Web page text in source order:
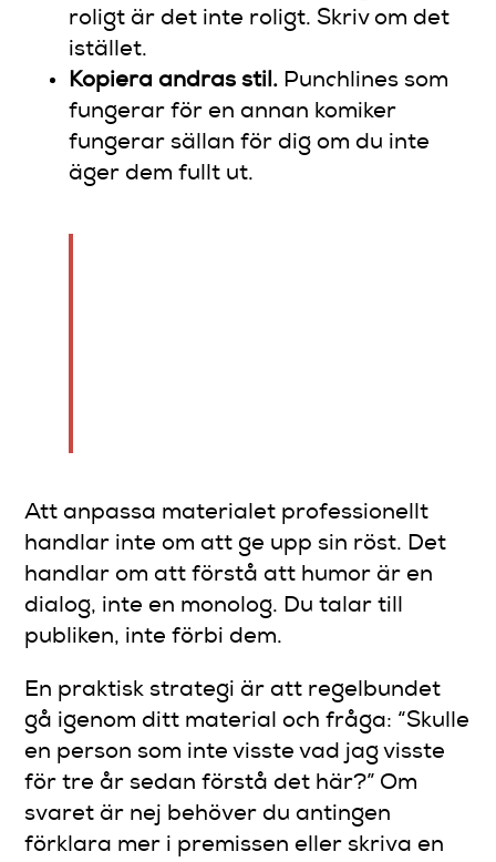
roligt är det inte roligt. Skriv om det
istället.
Kopiera andras stil. Punchlines som
fungerar för en annan komiker
fungerar sällan för dig om du inte
äger dem fullt ut.
Att anpassa materialet professionellt
handlar inte om att ge upp sin röst. Det
handlar om att förstå att humor är en
dialog, inte en monolog. Du talar till
publiken, inte förbi dem.
En praktisk strategi är att regelbundet
gå igenom ditt material och fråga: “Skulle
en person som inte visste vad jag visste
för tre år sedan förstå det här?” Om
svaret är nej behöver du antingen
förklara mer i premissen eller skriva en